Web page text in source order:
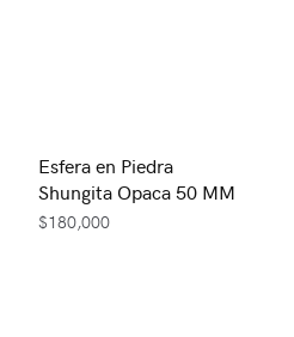
Esfera en Piedra
Shungita Opaca 50 MM
$180,000